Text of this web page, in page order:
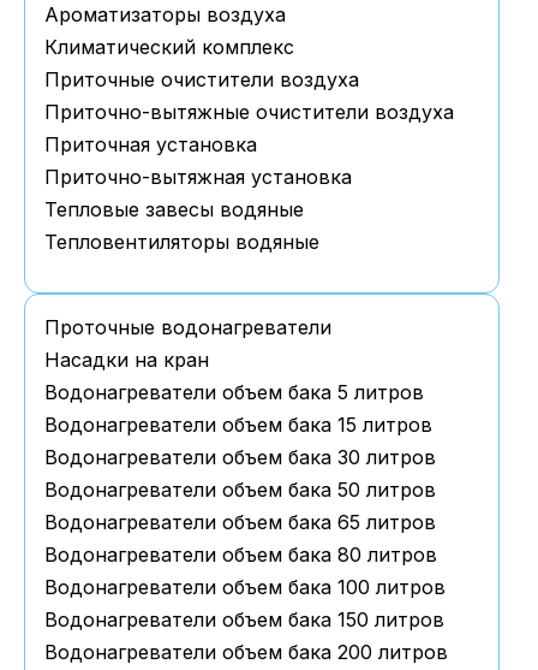
Ароматизаторы воздуха
Климатический комплекс
Приточные очистители воздуха
Приточно-вытяжные очистители воздуха
Приточная установка
Приточно-вытяжная установка
Тепловые завесы водяные
Тепловентиляторы водяные
Проточные водонагреватели
Наcадки на кран
Водонагреватели объем бака 5 литров
Водонагреватели объем бака 15 литров
Водонагреватели объем бака 30 литров
Водонагреватели объем бака 50 литров
Водонагреватели объем бака 65 литров
Водонагреватели объем бака 80 литров
Водонагреватели объем бака 100 литров
Водонагреватели объем бака 150 литров
Водонагреватели объем бака 200 литров